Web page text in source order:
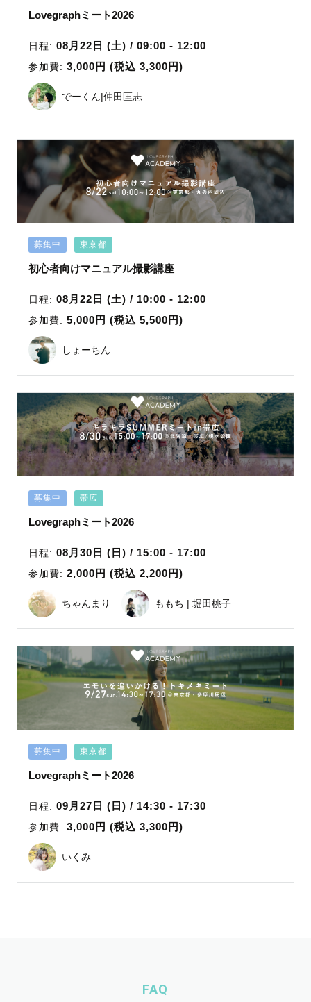
Lovegraphミート2026
日程: 08月22日 (土) / 09:00 - 12:00
参加費: 3,000円 (税込 3,300円)
でーくん|仲田匡志
募集中 東京都
初心者向けマニュアル撮影講座
日程: 08月22日 (土) / 10:00 - 12:00
参加費: 5,000円 (税込 5,500円)
しょーちん
募集中 帯広
Lovegraphミート2026
日程: 08月30日 (日) / 15:00 - 17:00
参加費: 2,000円 (税込 2,200円)
ちゃんまり ももち | 堀田桃子
Kanae たかはしれい
だいじょ まなみん/佐藤愛美
募集中 東京都
Lovegraphミート2026
日程: 09月27日 (日) / 14:30 - 17:30
参加費: 3,000円 (税込 3,300円)
いくみ
FAQ